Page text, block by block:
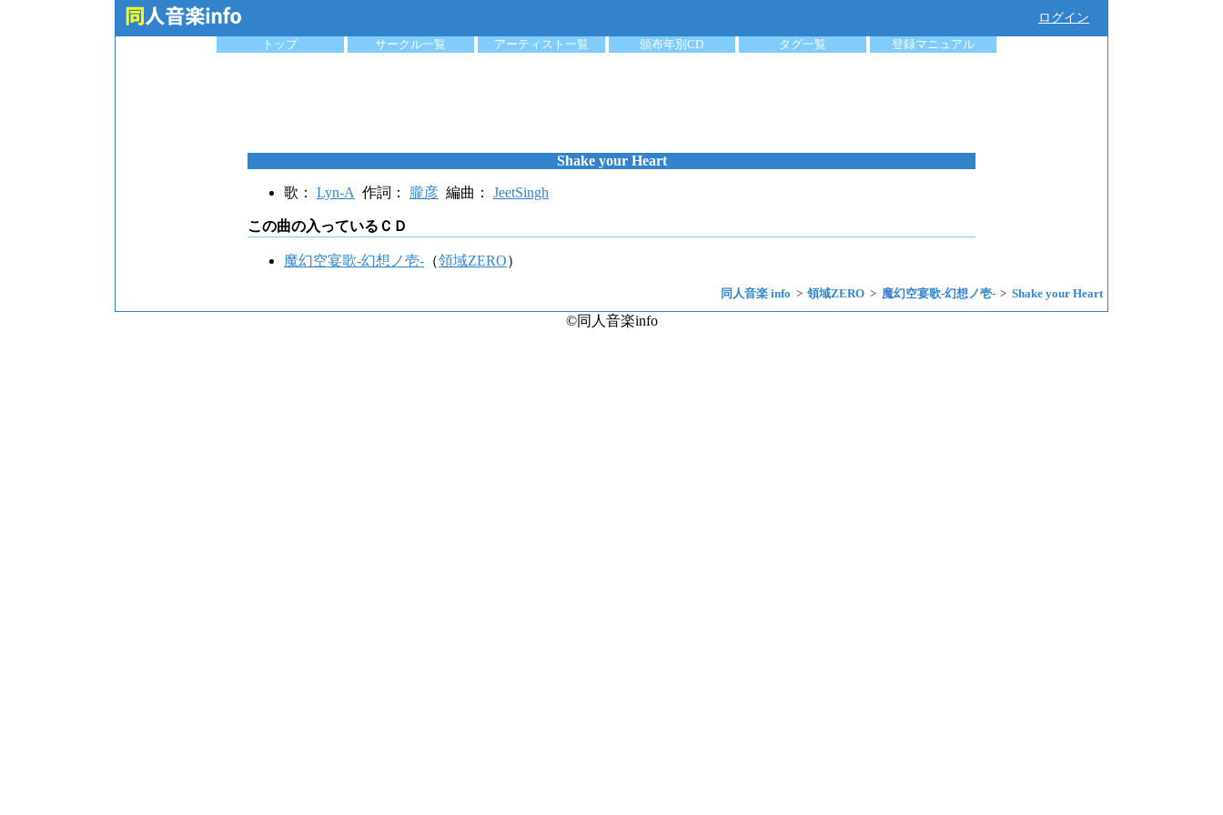
ログイン
トップ
サークル一覧 アーティスト一覧 頒布年別CD タグ一覧 登録マニュアル
Shake your Heart
歌： Lyn-A 作詞： 朧彦 編曲： JeetSingh
この曲の入っているＣＤ
魔幻空宴歌-幻想ノ壱- （領域ZERO）
同人音楽 info 領域ZERO 魔幻空宴歌-幻想ノ壱- Shake your Heart
©同人音楽info